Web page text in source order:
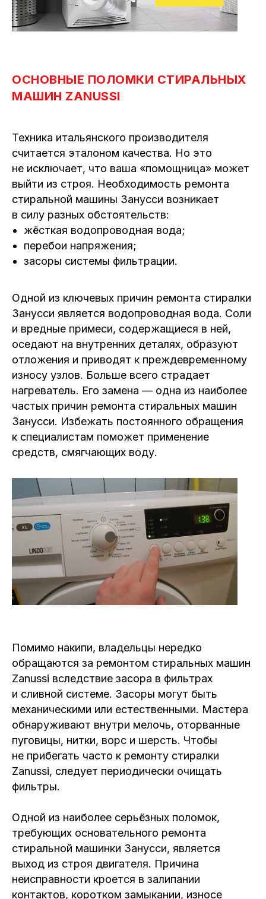
ОСНОВНЫЕ ПОЛОМКИ СТИРАЛЬНЫХ
МАШИН ZANUSSI
Техника итальянского производителя
считается эталоном качества. Но это
не исключает, что ваша «помощница» может
выйти из строя. Необходимость ремонта
стиральной машины Занусси возникает
в силу разных обстоятельств:
жёсткая водопроводная вода;
перебои напряжения;
засоры системы фильтрации.
Одной из ключевых причин ремонта стиралки
Занусси является водопроводная вода. Соли
и вредные примеси, содержащиеся в ней,
оседают на внутренних деталях, образуют
отложения и приводят к преждевременному
износу узлов. Больше всего страдает
нагреватель. Его замена — одна из наиболее
частых причин ремонта стиральных машин
Занусси. Избежать постоянного обращения
к специалистам поможет применение
средств, смягчающих воду.
Помимо накипи, владельцы нередко
обращаются за ремонтом стиральных машин
Zanussi вследствие засора в фильтрах
и сливной системе. Засоры могут быть
механическими или естественными. Мастера
обнаруживают внутри мелочь, оторванные
пуговицы, нитки, ворс и шерсть. Чтобы
не прибегать часто к ремонту стиралки
Zanussi, следует периодически очищать
фильтры.
Одной из наиболее серьёзных поломок,
требующих основательного ремонта
стиральной машинки Занусси, является
выход из строя двигателя. Причина
неисправности кроется в залипании
контактов, коротком замыкании, износе